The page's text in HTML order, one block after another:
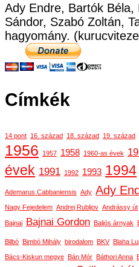
Ady Endre, Bartók
Sándor, Szabó Zoltán,
hagyomány.
Címkék
14 pont 16. század 18. század 19. század
1956 1957 1958 1960-as évek
évek 1991 1992 1993 1994
Ademarus Cabbaniensis Ady Ady
Nagy Fejedelem Andrej Rubljov Andrássy út
Bajnai Bajnai Gordon Baljós árnyak
Bilbó Bimbó Mihály birodalom BKV Blaha
Bács-Kiskun megye Bán Mór Báthori Anna